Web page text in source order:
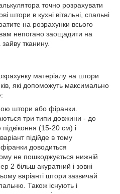
точно розрахувати
штори в кухні вітальні, спальні
на розрахунки всього
вам непогано заощадити на
тканину.
матеріалу на штори
які допоможуть максимально
штори або фіранки.
три типи довжини - до
(15-20 см) і
підійде в тому
доводиться
не пошкоджується нижній
2 більш акуратний і зовні
варіанті штори зазвичай
Також існують і